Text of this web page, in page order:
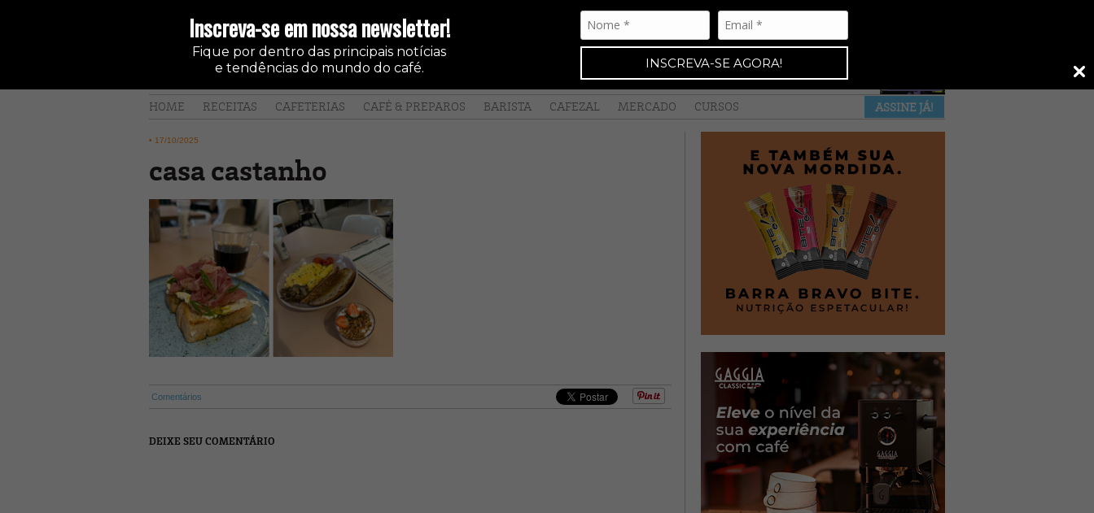
Inscreva-se em nossa newsletter!
Fique por dentro das principais notícias
e tendências do mundo do café.
INSCREVA-SE AGORA!
•NAS BANCAS
HOME RECEITAS CAFETERIAS CAFÉ & PREPAROS BARISTA CAFEZAL MERCADO ASSINE JÁ!
CURSOS
• 17/10/2025
casa castanho
Comentários
DEIXE SEU COMENTÁRIO